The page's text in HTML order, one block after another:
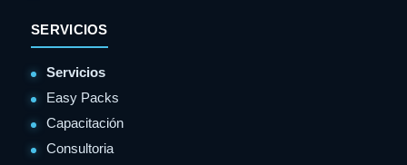
SERVICIOS
Servicios
Easy Packs
Capacitación
Consultoria